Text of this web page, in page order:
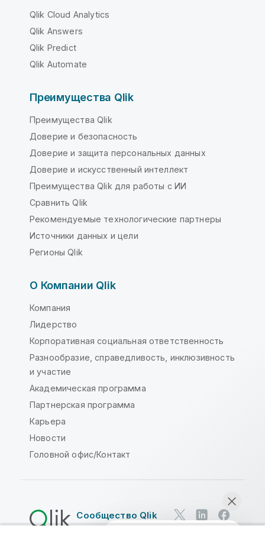
Qlik Cloud Analytics
Qlik Answers
Qlik Predict
Qlik Automate
Преимущества Qlik
Преимущества Qlik
Доверие и безопасность
Доверие и защита персональных данных
Доверие и искусственный интеллект
Преимущества Qlik для работы с ИИ
Сравнить Qlik
Рекомендуемые технологические партнеры
Источники данных и цели
Регионы Qlik
О Компании Qlik
Компания
Лидерство
Корпоративная социальная ответственность
Разнообразие, справедливость, инклюзивность
и участие
Академическая программа
Партнерская программа
Карьера
Новости
Головной офис/Контакт
Сообщество Qlik